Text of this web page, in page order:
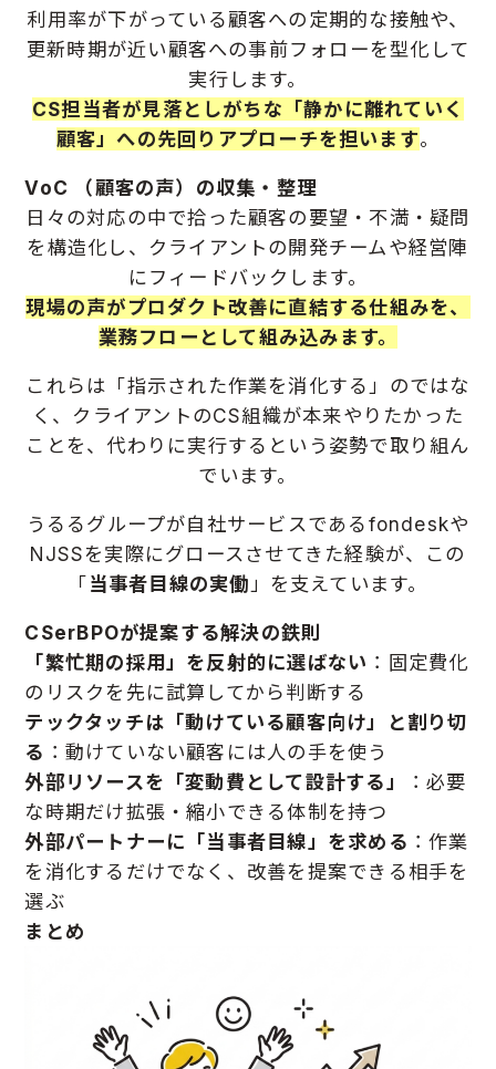
利用率が下がっている顧客への定期的な接触や、
更新時期が近い顧客への事前フォローを型化して
実行します。
CS担当者が見落としがちな「静かに離れていく
顧客」への先回りアプローチを担います。
VoC
（顧客の声）の収集・整理
日々の対応の中で拾った顧客の要望・不満・疑問
を構造化し、クライアントの開発チームや経営陣
にフィードバックします。
現場の声がプロダクト改善に直結する仕組みを、
業務フローとして組み込みます。
これらは「指示された作業を消化する」のではな
く、クライアントのCS組織が本来やりたかった
ことを、代わりに実行するという姿勢で取り組ん
でいます。
うるるグループが自社サービスであるfondeskや
NJSSを実際にグロースさせてきた経験が、この
「当事者目線の実働」を支えています。
CSerBPOが提案する解決の鉄則
「繁忙期の採用」を反射的に選ばない ：固定費化
のリスクを先に試算してから判断する
テックタッチは「動けている顧客向け」と割り切
る ：動けていない顧客には人の手を使う
外部リソースを「変動費として設計する」
：必要
な時期だけ拡張・縮小できる体制を持つ
外部パートナーに「当事者目線」を求める ：作業
を消化するだけでなく、改善を提案できる相手を
選ぶ
まとめ